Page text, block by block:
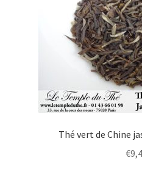
Thé vert de Chine
€